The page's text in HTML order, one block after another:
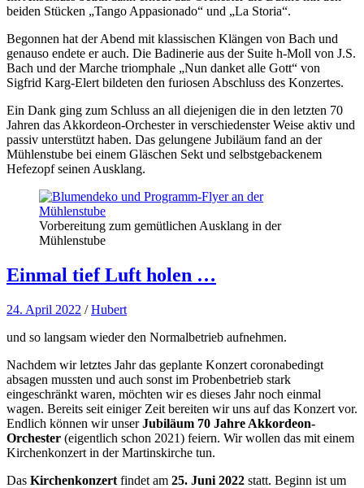
beiden Stücken „Tango Appasionado“ und „La Storia“.
Begonnen hat der Abend mit klassischen Klängen von Bach und
genauso endete er auch. Die Badinerie aus der Suite h-Moll von J.S.
Bach und der Marche triomphale „Nun danket alle Gott“ von
Sigfrid Karg-Elert bildeten den furiosen Abschluss des Konzertes.
Ein Dank ging zum Schluss an all diejenigen die in den letzten 70
Jahren das Akkordeon-Orchester in verschiedenster Weise aktiv und
passiv unterstützt haben. Das gelungene Jubiläum fand an der
Mühlenstube bei einem Gläschen Sekt und selbstgebackenem
Hefezopf seinen Ausklang.
Vorbereitung zum gemütlichen Ausklang in der
Mühlenstube
Einmal tief Luft holen …
24. April 2022 /Hubert
und so langsam wieder den Normalbetrieb aufnehmen.
Nachdem wir letztes Jahr das geplante Konzert coronabedingt
absagen mussten und auch sonst im Probenbetrieb stark
eingeschränkt waren, möchten wir es dieses Jahr noch einmal
wagen. Bereits seit einiger Zeit bereiten wir uns auf das Konzert vor.
Endlich können wir unserJubiläum 70 Jahre Akkordeon-
Orchester (eigentlich schon 2021) feiern. Wir wollen das mit einem
Kirchenkonzert in der Martinskirche tun.
Das Kirchenkonzert findet am 25. Juni 2022 statt. Beginn ist um